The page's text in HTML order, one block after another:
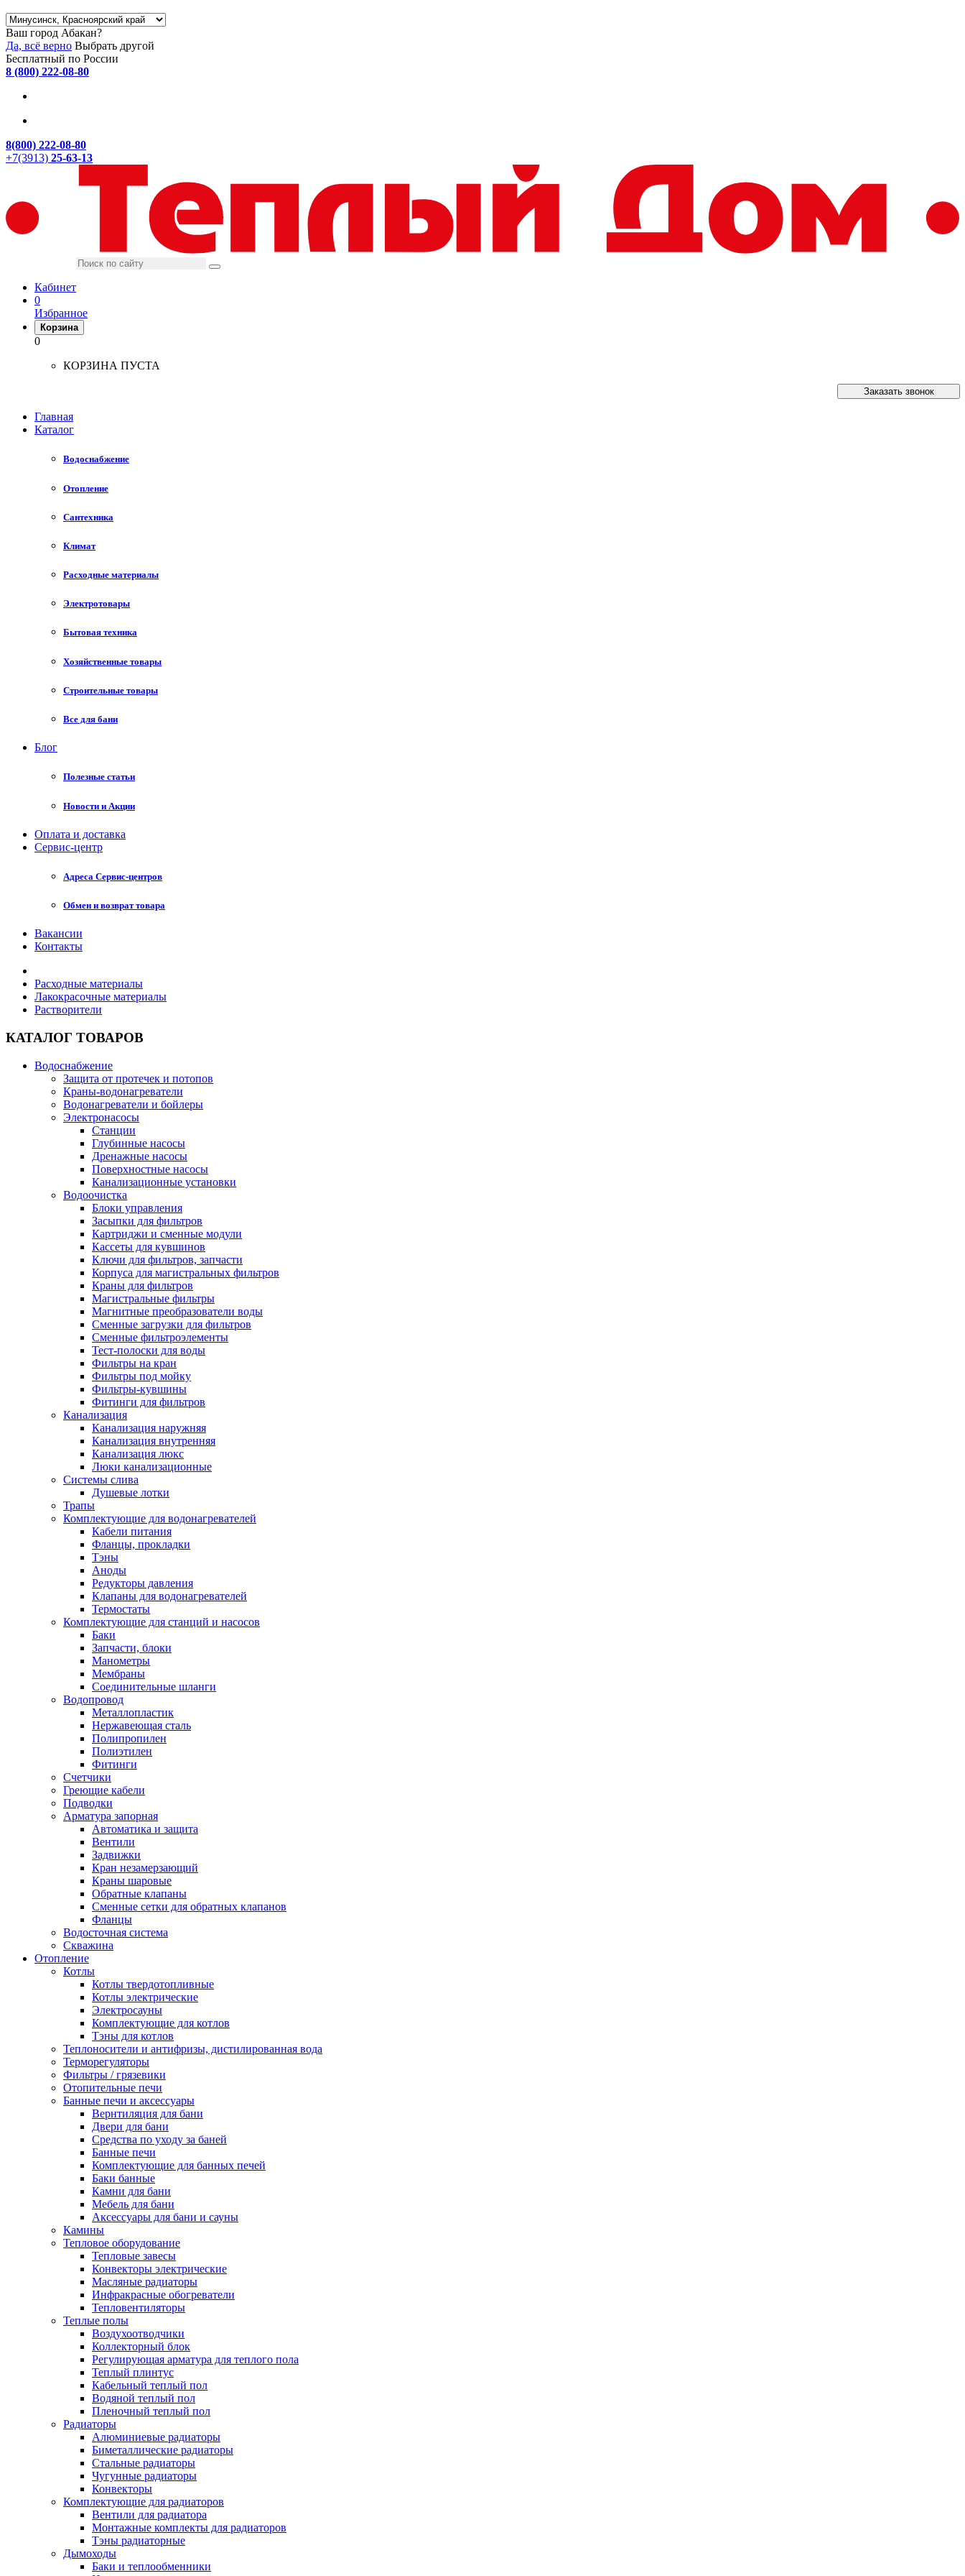
Ваш город Абакан?
Да, всё верно Выбрать другой
Бесплатный по России
8 (800) 222-08-80
8(800) 222-08-80
+7(3913) 25-63-13
Кабинет
0
Избранное
Корзина
0
КОРЗИНА ПУСТА
Заказать звонок
Главная
Каталог
Водоснабжение
Отопление
Сантехника
Климат
Расходные материалы
Электротовары
Бытовая техника
Хозяйственные товары
Строительные товары
Все для бани
Блог
Полезные статьи
Новости и Акции
Оплата и доставка
Сервис-центр
Адреса Сервис-центров
Обмен и возврат товара
Вакансии
Контакты
Расходные материалы
Лакокрасочные материалы
Растворители
КАТАЛОГ ТОВАРОВ
Водоснабжение
Защита от протечек и потопов
Краны-водонагреватели
Водонагреватели и бойлеры
Электронасосы
Станции
Глубинные насосы
Дренажные насосы
Поверхностные насосы
Канализационные установки
Водоочистка
Блоки управления
Засыпки для фильтров
Картриджи и сменные модули
Кассеты для кувшинов
Ключи для фильтров, запчасти
Корпуса для магистральных фильтров
Краны для фильтров
Магистральные фильтры
Магнитные преобразователи воды
Сменные загрузки для фильтров
Сменные фильтроэлементы
Тест-полоски для воды
Фильтры на кран
Фильтры под мойку
Фильтры-кувшины
Фитинги для фильтров
Канализация
Канализация наружняя
Канализация внутренняя
Канализация люкс
Люки канализационные
Системы слива
Душевые лотки
Трапы
Комплектующие для водонагревателей
Кабели питания
Фланцы, прокладки
Тэны
Аноды
Редукторы давления
Клапаны для водонагревателей
Термостаты
Комплектующие для станций и насосов
Баки
Запчасти, блоки
Манометры
Мембраны
Соединительные шланги
Водопровод
Металлопластик
Нержавеющая сталь
Полипропилен
Полиэтилен
Фитинги
Счетчики
Греющие кабели
Подводки
Арматура запорная
Автоматика и защита
Вентили
Задвижки
Кран незамерзающий
Краны шаровые
Обратные клапаны
Сменные сетки для обратных клапанов
Фланцы
Водосточная система
Скважина
Отопление
Котлы
Котлы твердотопливные
Котлы электрические
Электросауны
Комплектующие для котлов
Тэны для котлов
Теплоносители и антифризы, дистилированная вода
Терморегуляторы
Фильтры / грязевики
Отопительные печи
Банные печи и аксессуары
Вернтиляция для бани
Двери для бани
Средства по уходу за баней
Банные печи
Комплектующие для банных печей
Баки банные
Камни для бани
Мебель для бани
Аксессуары для бани и сауны
Камины
Тепловое оборудование
Тепловые завесы
Конвекторы электрические
Масляные радиаторы
Инфракрасные обогреватели
Тепловентиляторы
Теплые полы
Воздухоотводчики
Коллекторный блок
Регулирующая арматура для теплого пола
Теплый плинтус
Кабельный теплый пол
Водяной теплый пол
Пленочный теплый пол
Радиаторы
Алюминиевые радиаторы
Биметаллические радиаторы
Стальные радиаторы
Чугунные радиаторы
Конвекторы
Комплектующие для радиаторов
Вентили для радиатора
Монтажные комплекты для радиаторов
Тэны радиаторные
Дымоходы
Баки и теплообменники